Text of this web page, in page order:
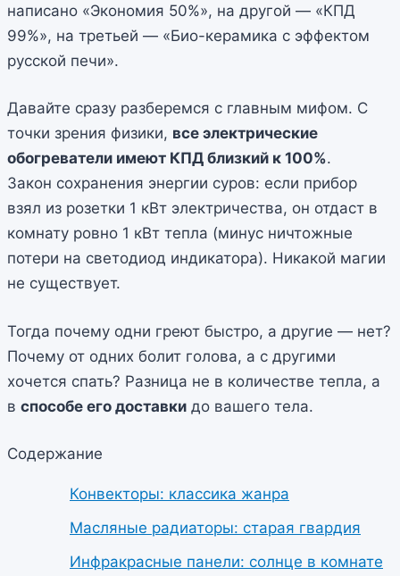
написано «Экономия 50%», на другой — «КПД
99%», на третьей — «Био-керамика с эффектом
русской печи».
Давайте сразу разберемся с главным мифом. С
точки зрения физики, все электрические
обогреватели имеют КПД близкий к 100%.
Закон сохранения энергии суров: если прибор
взял из розетки 1 кВт электричества, он отдаст в
комнату ровно 1 кВт тепла (минус ничтожные
потери на светодиод индикатора). Никакой магии
не существует.
Тогда почему одни греют быстро, а другие — нет?
Почему от одних болит голова, а с другими
хочется спать? Разница не в количестве тепла, а
в способе его доставки до вашего тела.
Содержание
Конвекторы: классика жанра
Масляные радиаторы: старая гвардия
Инфракрасные панели: солнце в комнате